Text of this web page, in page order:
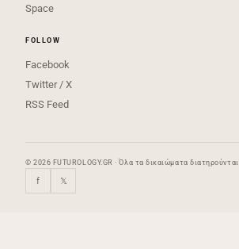
Space
FOLLOW
Facebook
Twitter / X
RSS Feed
© 2026 FUTUROLOGY.GR · Όλα τα δικαιώματα διατηρούνται
f 𝕏